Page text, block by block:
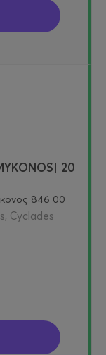
20
846 00
Cyclades